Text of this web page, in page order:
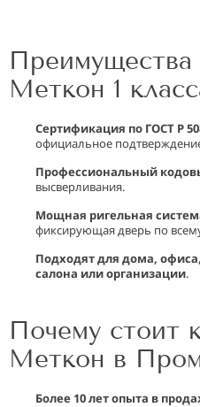
Меткон 1
Сертификация по ГОСТ Р
официальное
Профессиональный
высверливания.
Мощная ригельная
фиксирующая дверь по
Подходят для дома,
салона или организации.
Почему стоит
Меткон в
Более 10 лет опыта в